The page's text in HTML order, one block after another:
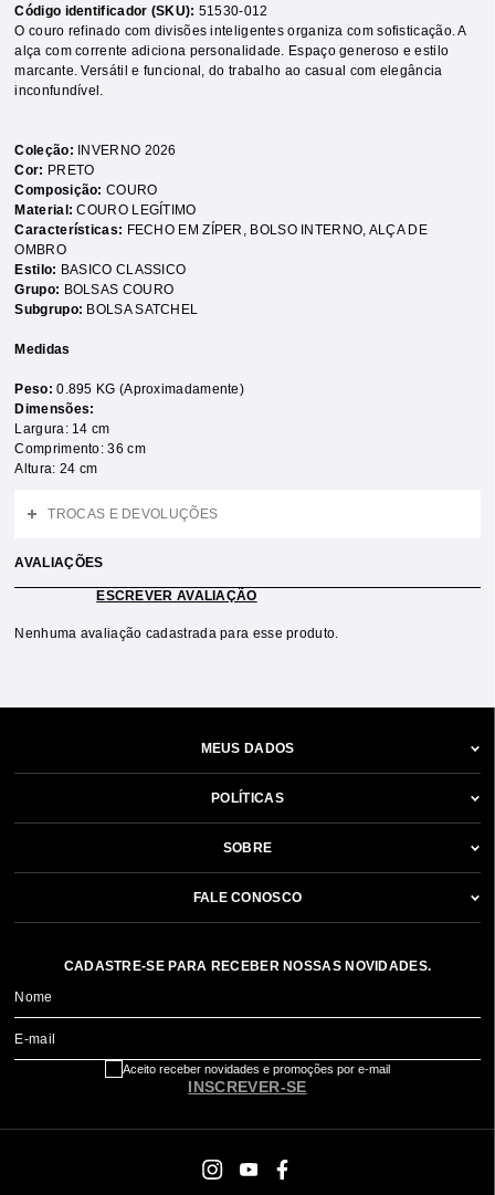
Código identificador (SKU): 51530-012
O couro refinado com divisões inteligentes organiza com sofisticação. A
alça com corrente adiciona personalidade. Espaço generoso e estilo
marcante. Versátil e funcional, do trabalho ao casual com elegância
inconfundível.
Coleção:
INVERNO 2026
Cor: PRETO
Composição:COURO
Material:COURO LEGÍTIMO
Características: FECHO EM ZÍPER , BOLSO INTERNO, ALÇA DE
OMBRO
Estilo: BASICO CLASSICO
Grupo: BOLSAS COURO
Subgrupo: BOLSA SATCHEL
Medidas
Peso:0.895 KG (Aproximadamente)
Dimensões:
Largura: 14 cm
Comprimento: 36 cm
Altura: 24 cm
TROCAS E DEVOLUÇÕES
AVALIAÇÕES
ESCREVER AVALIAÇÃO
Nenhuma avaliação cadastrada para esse produto.
MEUS DADOS
POLÍTICAS
SOBRE
FALE CONOSCO
CADASTRE-SE PARA RECEBER NOSSAS NOVIDADES.
Nome
E-mail
INSCREVER-SE
Aceito receber novidades e promoções por e-mail